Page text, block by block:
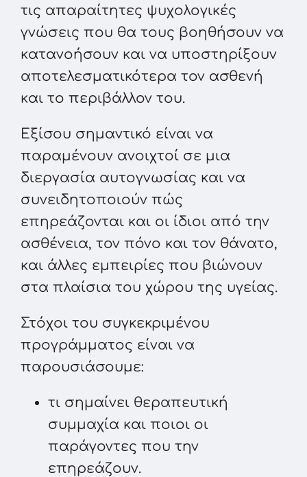
τις απαραίτητες ψυχολογικές
γνώσεις που θα τους βοηθήσουν να
κατανοήσουν και να υποστηρίξουν
αποτελεσματικότερα τον ασθενή
και το περιβάλλον του.
Εξίσου σημαντικό είναι να
παραμένουν ανοιχτοί σε μια
διεργασία αυτογνωσίας και να
συνειδητοποιούν πώς
επηρεάζονται και οι ίδιοι από την
ασθένεια, τον πόνο και τον θάνατο,
και άλλες εμπειρίες που βιώνουν
στα πλαίσια του χώρου της υγείας.
Στόχοι του συγκεκριμένου
προγράμματος είναι να
παρουσιάσουμε:
τι σημαίνει θεραπευτική
συμμαχία και ποιοι οι
παράγοντες που την
επηρεάζουν.